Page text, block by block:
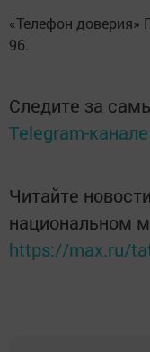
«Телефон доверия»
96.
Следите за
Telegram-канале
Читайте
национальном
https://max.ru/